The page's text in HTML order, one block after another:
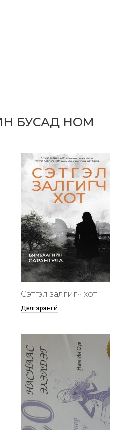
БУСАД НОМ
Сэтгэл залгигч хот
Дэлгэрэнгүй